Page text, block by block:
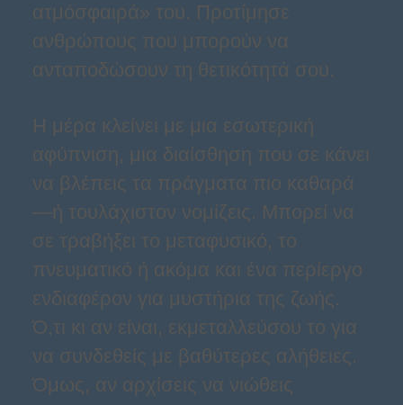
ατμόσφαιρά» του. Προτίμησε
ανθρώπους που μπορούν να
ανταποδώσουν τη θετικότητά σου.
Η μέρα κλείνει με μια εσωτερική
αφύπνιση, μια διαίσθηση που σε κάνει
να βλέπεις τα πράγματα πιο καθαρά
—ή τουλάχιστον νομίζεις. Μπορεί να
σε τραβήξει το μεταφυσικό, το
πνευματικό ή ακόμα και ένα περίεργο
ενδιαφέρον για μυστήρια της ζωής.
Ό,τι κι αν είναι, εκμεταλλεύσου το για
να συνδεθείς με βαθύτερες αλήθειες.
Όμως, αν αρχίσεις να νιώθεις